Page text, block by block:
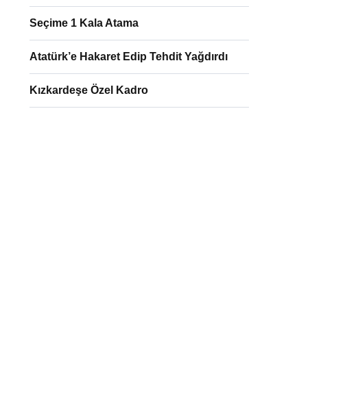
Seçime 1 Kala Atama
Atatürk’e Hakaret Edip Tehdit Yağdırdı
Kızkardeşe Özel Kadro